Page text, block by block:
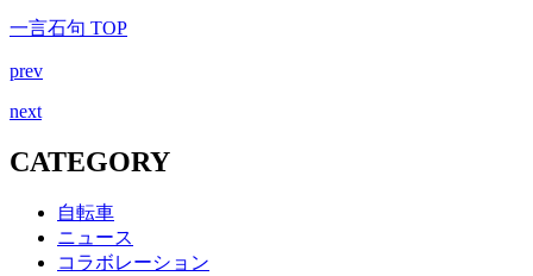
一言石句 TOP
prev
next
CATEGORY
自転車
ニュース
コラボレーション